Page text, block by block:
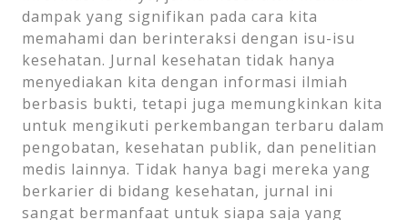
dampak yang signifikan pada cara kita
memahami dan berinteraksi dengan isu-isu
kesehatan. Jurnal kesehatan tidak hanya
menyediakan kita dengan informasi ilmiah
berbasis bukti, tetapi juga memungkinkan kita
untuk mengikuti perkembangan terbaru dalam
pengobatan, kesehatan publik, dan penelitian
medis lainnya. Tidak hanya bagi mereka yang
berkarier di bidang kesehatan, jurnal ini
sangat bermanfaat untuk siapa saja yang